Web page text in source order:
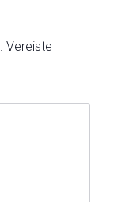
Vereiste